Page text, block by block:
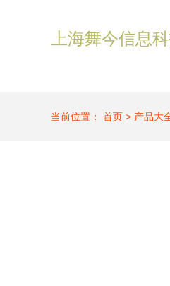
上海舞今信息
当前位置： 首页 > 产品大